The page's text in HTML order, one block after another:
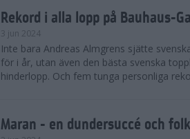
Rekord i alla lopp på Bauhaus-
3 jun 2024
Inte bara Andreas Almgrens sjätte
för i år, utan även den bästa svenska
hinderlopp. Och fem tunga personliga
Maran - en dundersuccé och